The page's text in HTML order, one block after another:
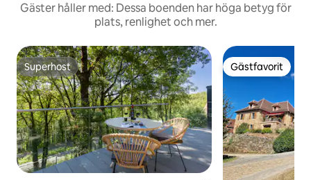
Gäster håller med: Dessa boenden har höga betyg för
plats, renlighet och mer.
Superhost
Superhost Gästfavorit
Gästfavorit